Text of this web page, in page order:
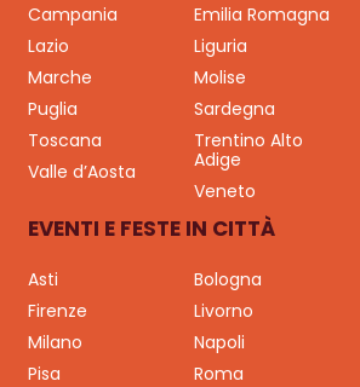
Campania
Emilia Romagna
Lazio
Liguria
Marche
Molise
Puglia
Sardegna
Toscana
Trentino Alto
Adige
Valle d’Aosta
Veneto
EVENTI E FESTE IN CITTÀ
Asti Bologna
Firenze
Livorno
Milano
Napoli
Pisa
Roma